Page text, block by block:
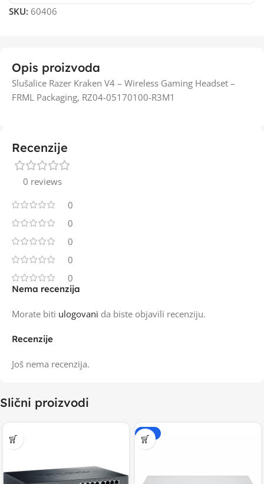
SKU: 60406
Opis proizvoda
Slušalice Razer Kraken V4 – Wireless Gaming Headset –
FRML Packaging, RZ04-05170100-R3M1
Recenzije
0 reviews
0
0
0
0
0
Recenzije
Još nema recenzija.
Nema recenzija
Morate biti ulogovani da biste objavili recenziju.
Slični proizvodi
-20%